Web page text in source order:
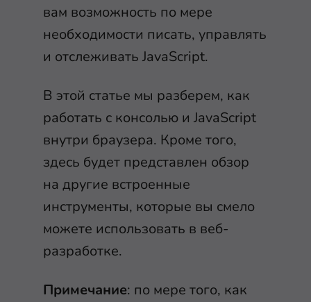
вам возможность по мере
необходимости писать, управлять
и отслеживать JavaScript.
В этой статье мы разберем, как
работать с консолью и JavaScript
внутри браузера. Кроме того,
здесь будет представлен обзор
на другие встроенные
инструменты, которые вы смело
можете использовать в веб-
разработке.
Примечание: по мере того, как